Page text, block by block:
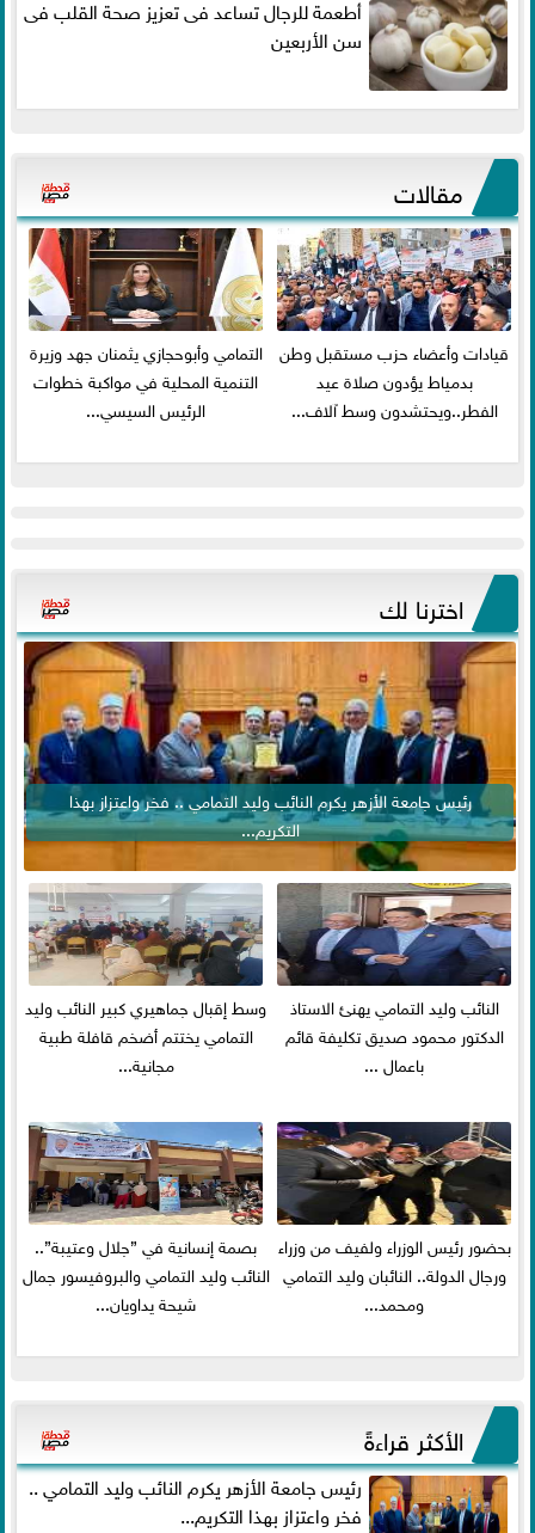
أطعمة للرجال تساعد فى تعزيز صحة القلب فى
سن الأربعين
مقالات
قيادات وأعضاء حزب مستقبل وطن
بدمياط يؤدون صلاة عيد
الفطر..ويحتشدون وسط آلاف...
التمامي وأبوحجازي يثمنان جهد وزيرة
التنمية المحلية في مواكبة خطوات
الرئيس السيسي...
اخترنا لك
رئيس جامعة الأزهر يكرم النائب وليد التمامي .. فخر واعتزاز بهذا
التكريم...
النائب وليد التمامي يهنئ الاستاذ
الدكتور محمود صديق تكليفة قائم
باعمال ...
وسط إقبال جماهيري كبير النائب وليد
التمامي يختتم أضخم قافلة طبية
مجانية...
بحضور رئيس الوزراء ولفيف من وزراء
ورجال الدولة.. النائبان وليد التمامي
ومحمد...
بصمة إنسانية في ”جلال وعتيبة”..
النائب وليد التمامي والبروفيسور جمال
شيحة يداويان...
الأكثر قراءةً
رئيس جامعة الأزهر يكرم النائب وليد التمامي ..
فخر واعتزاز بهذا التكريم...